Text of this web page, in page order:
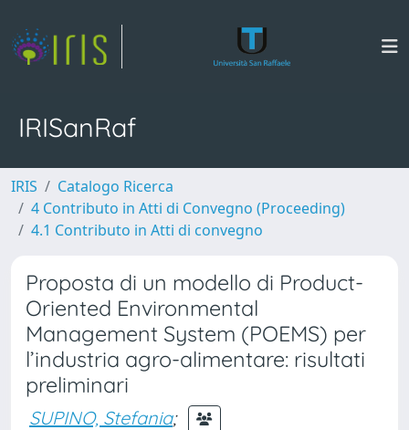
IRISanRaf
IRIS
Catalogo Ricerca
4 Contributo in Atti di Convegno (Proceeding)
4.1 Contributo in Atti di convegno
Proposta di un modello di Product-
Oriented Environmental
Management System (POEMS) per
l’industria agro-alimentare: risultati
preliminari
SUPINO, Stefania;